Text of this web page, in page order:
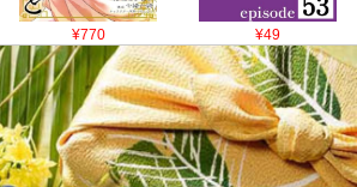
¥770 ¥49